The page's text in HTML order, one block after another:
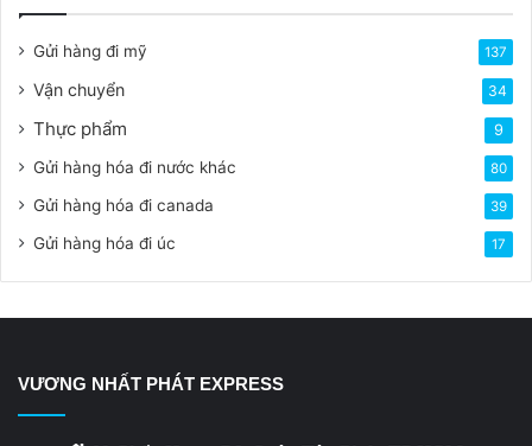
Gửi hàng đi mỹ 137
Vận chuyển 34
Thực phẩm 9
Gửi hàng hóa đi nước khác 80
Gửi hàng hóa đi canada 39
Gửi hàng hóa đi úc 17
VƯƠNG NHẤT PHÁT EXPRESS